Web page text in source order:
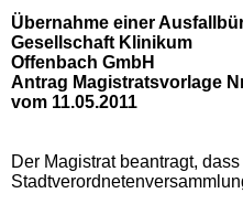
Übernahme einer
Gesellschaft Klinikum
Offenbach GmbH
Antrag Magistratsvorlage
vom 11.05.2011
Der Magistrat beantragt,